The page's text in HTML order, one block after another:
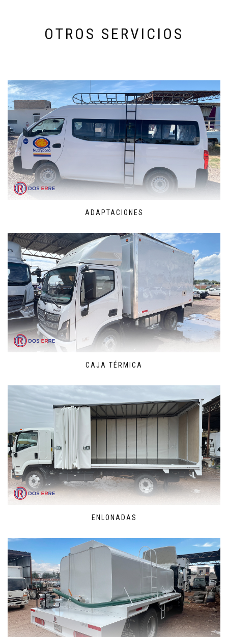
OTROS SERVICIOS
ADAPTACIONES
CAJA TÉRMICA
ENLONADAS